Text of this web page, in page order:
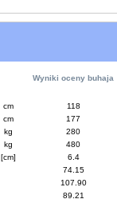
Wyniki oceny buhaja
cm
118
cm
177
kg
280
kg
480
[cm]
6.4
74.15
107.90
89.21